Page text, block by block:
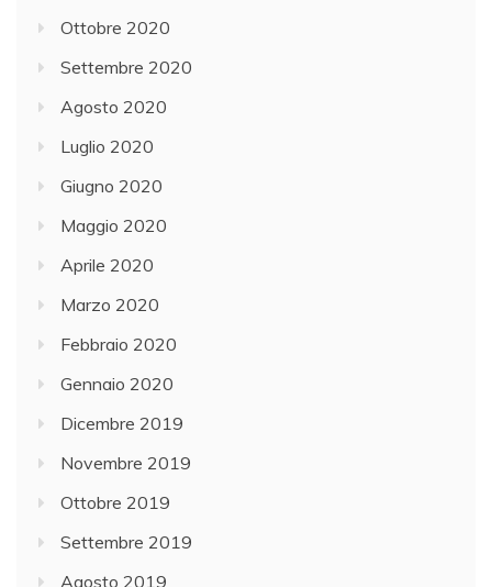
Ottobre 2020
Settembre 2020
Agosto 2020
Luglio 2020
Giugno 2020
Maggio 2020
Aprile 2020
Marzo 2020
Febbraio 2020
Gennaio 2020
Dicembre 2019
Novembre 2019
Ottobre 2019
Settembre 2019
Agosto 2019